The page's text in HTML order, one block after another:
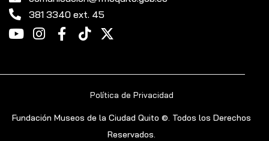
381 3340 ext. 45
Política de Privacidad
Fundación Museos de la Ciudad Quito ©. Todos los Derechos
Reservados.